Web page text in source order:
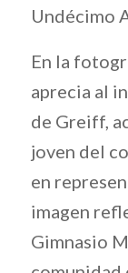
Undécimo
En la
aprecia al
de Greiff,
joven del
en
imagen
Gimnasio